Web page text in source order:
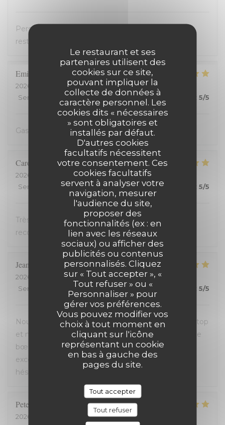
Le restaurant et ses
partenaires utilisent des
cookies sur ce site,
pouvant impliquer la
collecte de données à
caractère personnel. Les
cookies dits « nécessaires
» sont obligatoires et
installés par défaut.
D'autres cookies
facultatifs nécessitent
votre consentement. Ces
cookies facultatifs
servent à analyser votre
navigation, mesurer
l'audience du site,
proposer des
fonctionnalités (ex : en
lien avec les réseaux
sociaux) ou afficher des
publicités ou contenus
personnalisés. Cliquez
sur « Tout accepter », «
Tout refuser » ou «
Personnaliser » pour
gérer vos préférences.
Vous pouvez modifier vos
choix à tout moment en
cliquant sur l'icône
représentant un cookie
en bas à gauche des
pages du site.
Tout accepter
Tout refuser
Personnel très accueillant, très bons plats, carte
restreinte
Emilienne
2026-07-19
- 19:30 - Couverts 2
Service
Ambiance: 5/5 Cuisine : 5/5 Qualité / Prix 5/5
Gastvrij, gezellig, heerlijk
Carole
2026-07-18
- 21:00 - Couverts 2
Service
Ambiance :5 /5 Cuisine: 5/5 Qualité / Prix 5/5
Très bon accueil et cuisine excellente. On
recommande !
Jean-David
2026-07-13
- 20:30 - Couverts 2
Service
Ambiance : 5/5 Cuisine : 5/5 5/5
Nous avons passé une excellente soirée, service au top
et nourriture de très bonne qualité. J’ai pris la cote de
bœuf et je me suis régalé. Les frites étaient aussi
excellentes. Nous recommandons sans aucune
hésitation.
Peter
2026-07-12
- 14:00 - Couverts 2